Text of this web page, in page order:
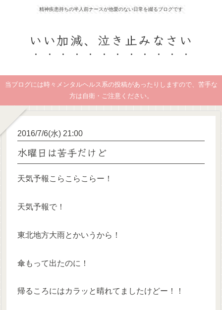
精神疾患持ちの半人前ナースが他愛のない日常を綴るブログです
いい加減、泣き止みなさい
当ブログには時々メンタルヘルス系の投稿があったりしますので、苦手な
方は自衛・ご注意ください。
2016/7/6(水) 21:00
水曜日は苦手だけど
天気予報こらこらこらー！
天気予報で！
東北地方大雨とかいうから！
傘もって出たのに！
帰るころにはカラッと晴れてましたけどー！！